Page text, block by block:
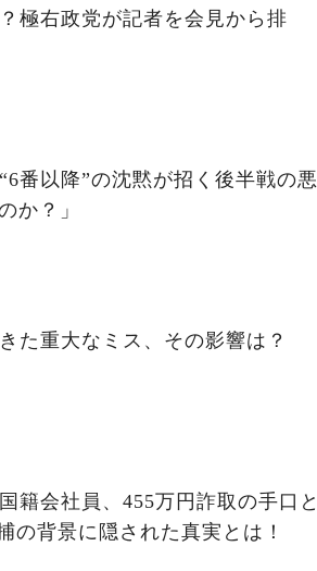
極右政党が記者を会見から排
番以降”の沈黙が招く後半戦の悪
か？」
た重大なミス、その影響は？
籍会社員、455万円詐取の手口と
の背景に隠された真実とは！